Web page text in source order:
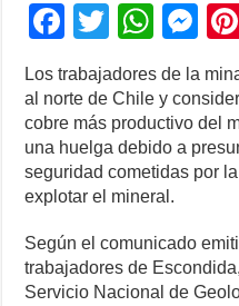
F
a
c
e
b
o
o
k
T
wi
tt
er
W
h
at
s
A
p
p
M
ss
e
n
er
Los trabajadores de la
al norte de Chile y
cobre más productivo del
una huelga debido a
seguridad cometidas por
explotar el mineral.
Según el comunicado
trabajadores de
Servicio Nacional de